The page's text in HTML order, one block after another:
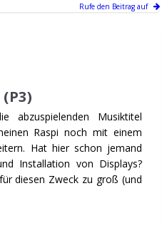
Rufe den Beitrag auf
abzuspielenden Musiktitel
Raspi noch mit einem
Hat hier schon jemand
Installation von Displays?
diesen Zweck zu groß (und